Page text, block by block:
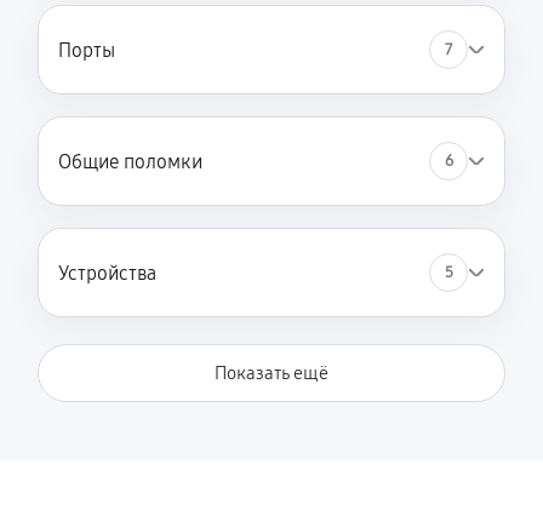
Порты 7
Общие поломки 6
Устройства 5
Показать ещё